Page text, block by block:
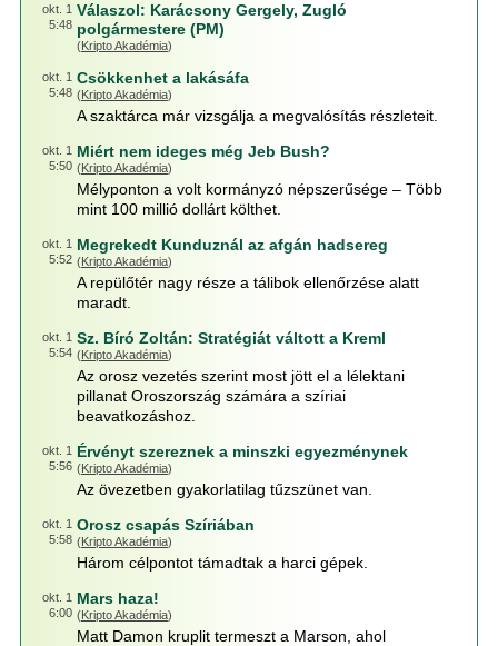
okt. 1
5:48
Válaszol: Karácsony Gergely, Zugló
polgármestere (PM)
(Kripto Akadémia)
okt. 1
5:48
Csökkenhet a lakásáfa
(Kripto Akadémia)
A szaktárca már vizsgálja a megvalósítás részleteit.
okt. 1
5:50
Miért nem ideges még Jeb Bush?
(Kripto Akadémia)
Mélyponton a volt kormányzó népszerűsége – Több
mint 100 millió dollárt költhet.
okt. 1
5:52
Megrekedt Kunduznál az afgán hadsereg
(Kripto Akadémia)
A repülőtér nagy része a tálibok ellenőrzése alatt
maradt.
okt. 1
5:54
Sz. Bíró Zoltán: Stratégiát váltott a Kreml
(Kripto Akadémia)
Az orosz vezetés szerint most jött el a lélektani
pillanat Oroszország számára a szíriai
beavatkozáshoz.
okt. 1
5:56
Érvényt szereznek a minszki egyezménynek
(Kripto Akadémia)
Az övezetben gyakorlatilag tűzszünet van.
okt. 1
5:58
Orosz csapás Szíriában
(Kripto Akadémia)
Három célpontot támadtak a harci gépek.
okt. 1
6:00
Mars haza!
(Kripto Akadémia)
Matt Damon kruplit termeszt a Marson, ahol